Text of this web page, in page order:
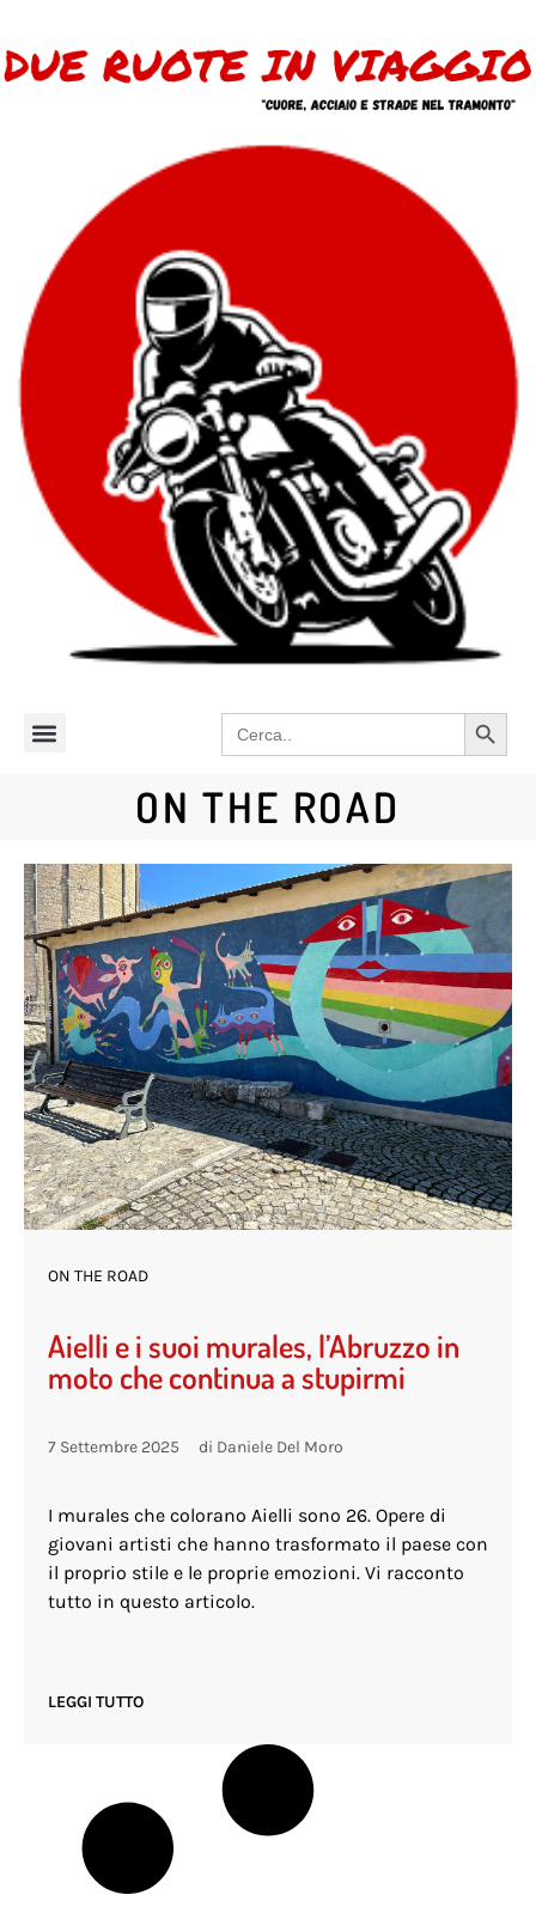
Search
for:
Search
ON THE ROAD
ON THE ROAD
Aielli e i suoi murales, l’Abruzzo in
moto che continua a stupirmi
7 Settembre 2025 di Daniele Del Moro
I murales che colorano Aielli sono 26. Opere di
giovani artisti che hanno trasformato il paese con
il proprio stile e le proprie emozioni. Vi racconto
tutto in questo articolo.
LEGGI TUTTO